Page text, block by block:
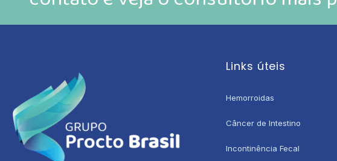
Links úteis
Hemorroidas
Câncer de Intestino
Incontinência Fecal